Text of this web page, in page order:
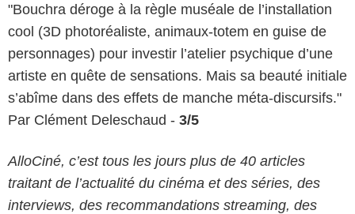
"Bouchra déroge à la règle muséale de l’installation
cool (3D photoréaliste, animaux-totem en guise de
personnages) pour investir l’atelier psychique d’une
artiste en quête de sensations. Mais sa beauté initiale
s’abîme dans des effets de manche méta-discursifs."
Par Clément Deleschaud - 3/5
AlloCiné, c’est tous les jours plus de 40 articles
traitant de l’actualité du cinéma et des séries, des
interviews, des recommandations streaming, des